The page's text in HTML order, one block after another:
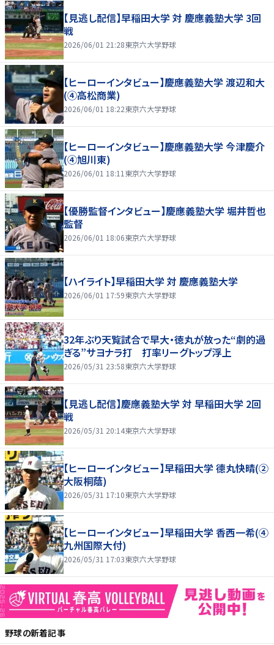
【見逃し配信】早稲田大学 対 慶應義塾大学 3回
戦
2026/06/01 21:28東京六大学野球
【ヒーローインタビュー】慶應義塾大学 渡辺和大
(④高松商業)
2026/06/01 18:22東京六大学野球
【ヒーローインタビュー】慶應義塾大学 今津慶介
(④旭川東)
2026/06/01 18:11 東京六大学野球
【優勝監督インタビュー】慶應義塾大学 堀井哲也
監督
2026/06/01 18:06東京六大学野球
【ハイライト】早稲田大学 対 慶應義塾大学
2026/06/01 17:59東京六大学野球
32年ぶり天覧試合で早大・徳丸が放った“劇的過
ぎる”サヨナラ打 打率リーグトップ浮上
2026/05/31 23:58東京六大学野球
【見逃し配信】慶應義塾大学 対 早稲田大学 2回
戦
2026/05/31 20:14東京六大学野球
【ヒーローインタビュー】早稲田大学 德丸快晴(②
大阪桐蔭)
2026/05/31 17:10東京六大学野球
【ヒーローインタビュー】早稲田大学 香西一希(④
九州国際大付)
2026/05/31 17:03東京六大学野球
野球の新着記事